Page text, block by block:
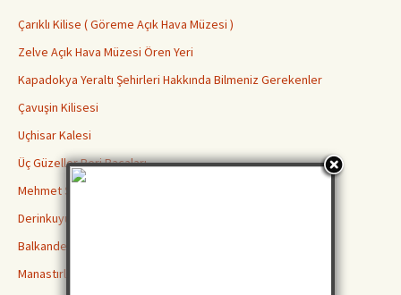
Çarıklı Kilise ( Göreme Açık Hava Müzesi )
Zelve Açık Hava Müzesi Ören Yeri
Kapadokya Yeraltı Şehirleri Hakkında Bilmeniz Gerekenler
Çavuşin Kilisesi
Uçhisar Kalesi
Üç Güzeller Peri Bacaları
Mehmet Şakir Paşa Medresesi
Derinkuyu Yeraltı Şehri
Balkanderesi Vadisi
Manastırlar Vadisi